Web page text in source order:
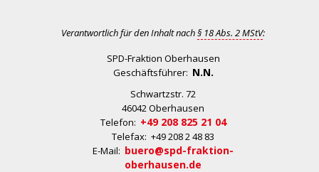
Verantwortlich für den Inhalt nach§ 18 Abs. 2 MStV:
SPD-Fraktion Oberhausen
Geschäftsführer: N.N.
Schwartzstr. 72
46042 Oberhausen
Telefon: +49 208 825 21 04
Telefax: +49 208 2 48 83
E-Mail: buero@spd-fraktion-
oberhausen.de